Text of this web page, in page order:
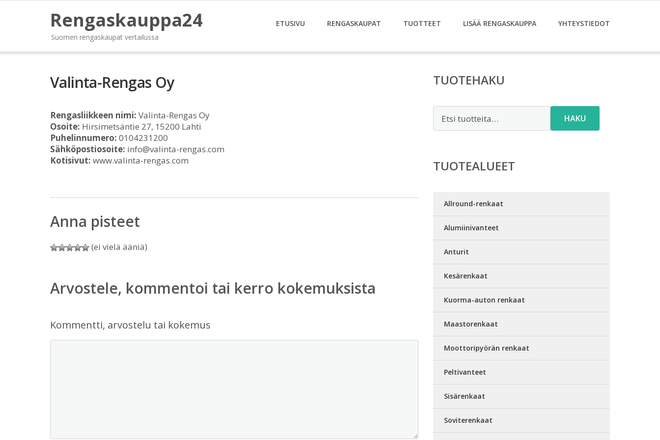
Rengaskauppa24
Suomen rengaskaupat vertailussa
ETUSIVU RENGASKAUPAT TUOTTEET LISÄÄ RENGASKAUPPA YHTEYSTIEDOT
Valinta-Rengas Oy
Rengasliikkeen nimi: Valinta-Rengas Oy
Osoite: Hirsimetsäntie 27, 15200 Lahti
Puhelinnumero: 0104231200
Sähköpostiosoite: info@valinta-rengas.com
Kotisivut: www.valinta-rengas.com
Anna pisteet
(ei vielä ääniä)
Arvostele, kommentoi tai kerro kokemuksista
Kommentti, arvostelu tai kokemus
TUOTEHAKU
HAKU
TUOTEALUEET
Allround-renkaat
Alumiinivanteet
Anturit
Kesärenkaat
Kuorma-auton renkaat
Maastorenkaat
Moottoripyörän renkaat
Peltivanteet
Sisärenkaat
Soviterenkaat